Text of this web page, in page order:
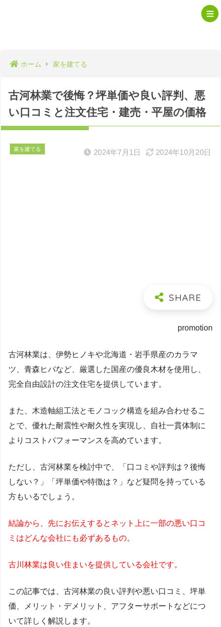
ホーム 家を建てる
古河林業で後悔？坪単価や良い評判、悪
い口コミと注文住宅・建売・平屋の価格
家を建てる 2024年7月1日 2024年10月20日
promotion
古河林業は、伊勢ヒノキや北海道・岩手県産のカラマ
ツ、青森ヒバなど、厳選した国産の優良木材を使用し、
完全自由設計の注文住宅を提供しています。
また、木造軸組工法とモノコック構造を組み合わせるこ
とで、優れた耐震性や耐久性を実現し、自社一貫体制に
よりコストパフォーマンスを高めています。
ただし、古河林業を検討中で、「口コミや評判は？後悔
しない？」「坪単価や特徴は？」など疑問を持っている
方もいるでしょう。
結論から、先にお伝えするとネット上に一部の悪い口コ
ミはどんな会社にも必ずあるもの。
古川林業は良い住まいを提供している会社です。
この記事では、古河林業の良い評判や悪い口コミ、坪単
価、メリット・デメリット、アフターサポートなどにつ
いて詳しく解説します。